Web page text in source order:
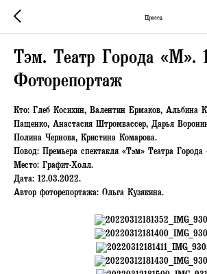
Пресса
Тэм. Театр Города «М».
Фоторепортаж
Кто: Глеб Косихин, Валентин Ермаков, Альбина
Пащенко, Анастасия Штромвассер, Дарья
Полина Чернова, Кристина Комарова.
Повод: Премьера спектакля «Тэм» Театра
Место: Графит-Холл.
Дата: 12.03.2022.
Автор фоторепортажа: Ольга Кузякина.